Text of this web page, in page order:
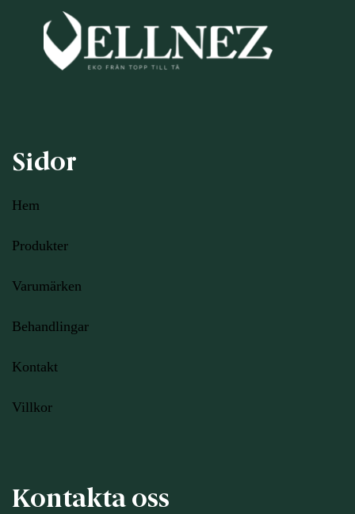
Sidor
Hem
Produkter
Varumärken
Behandlingar
Kontakt
Villkor
Kontakta oss